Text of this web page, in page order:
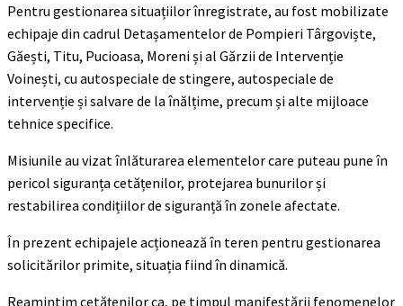
Pentru gestionarea situațiilor înregistrate, au fost mobilizate
echipaje din cadrul Detașamentelor de Pompieri Târgoviște,
Găești, Titu, Pucioasa, Moreni și al Gărzii de Intervenție
Voinești, cu autospeciale de stingere, autospeciale de
intervenție și salvare de la înălțime, precum și alte mijloace
tehnice specifice.
Misiunile au vizat înlăturarea elementelor care puteau pune în
pericol siguranța cetățenilor, protejarea bunurilor și
restabilirea condițiilor de siguranță în zonele afectate.
În prezent echipajele acționează în teren pentru gestionarea
solicitărilor primite, situația fiind în dinamică.
Reamintim cetățenilor ca, pe timpul manifestării fenomenelor